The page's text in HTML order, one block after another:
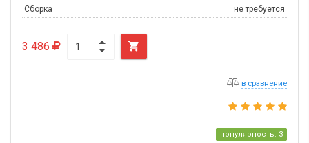
Сборка не требуется
3 486 
в сравнение
популярность: 3